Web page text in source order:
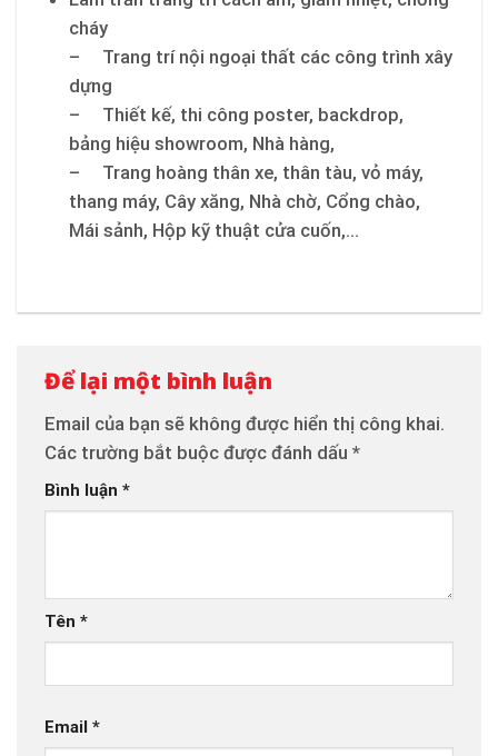
cháy
– Trang trí nội ngoại thất các công trình xây
dựng
– Thiết kế, thi công poster, backdrop,
bảng hiệu showroom, Nhà hàng,
– Trang hoàng thân xe, thân tàu, vỏ máy,
thang máy, Cây xăng, Nhà chờ, Cổng chào,
Mái sảnh, Hộp kỹ thuật cửa cuốn,…
Để lại một bình luận
Email của bạn sẽ không được hiển thị công khai.
Các trường bắt buộc được đánh dấu *
Bình luận *
Tên *
Email *